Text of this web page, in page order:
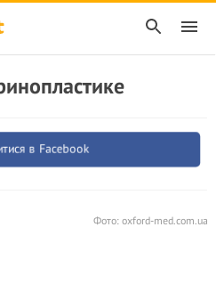
в Facebook
Фото: oxford-med.com.ua